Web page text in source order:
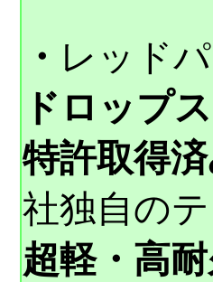
・ レッド
ドロップ
特許取得
社独自の
超軽・高